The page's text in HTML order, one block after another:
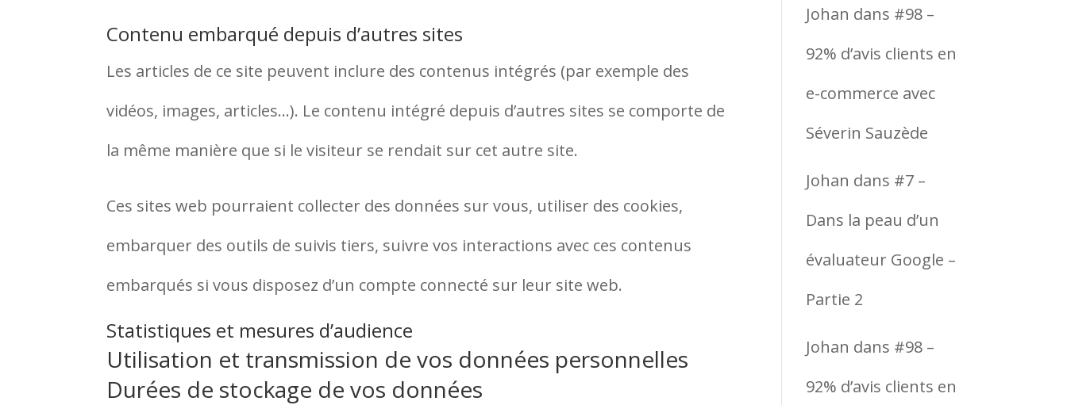
Contenu embarqué depuis d’autres sites
Les articles de ce site peuvent inclure des contenus intégrés (par exemple des
vidéos, images, articles…). Le contenu intégré depuis d’autres sites se comporte de
la même manière que si le visiteur se rendait sur cet autre site.
Ces sites web pourraient collecter des données sur vous, utiliser des cookies,
embarquer des outils de suivis tiers, suivre vos interactions avec ces contenus
embarqués si vous disposez d’un compte connecté sur leur site web.
Statistiques et mesures d’audience
Utilisation et transmission de vos données personnelles
Durées de stockage de vos données
Johan dans #98 –
92% d’avis clients en
e-commerce avec
Séverin Sauzède
Johan dans #7 –
Dans la peau d’un
évaluateur Google –
Partie 2
Johan dans #98 –
92% d’avis clients en